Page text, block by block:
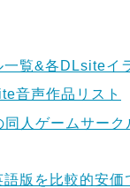
覧&各DLsiteイ
音声作品リスト
人ゲームサー
語版を比較的安